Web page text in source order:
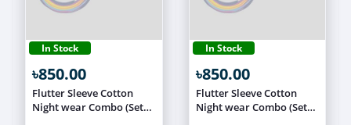
In Stock
৳850.00
Flutter Sleeve Cotton
Night wear Combo (Set
In Stock
৳850.00
Flutter Sleeve Cotton
Night wear Combo (Set